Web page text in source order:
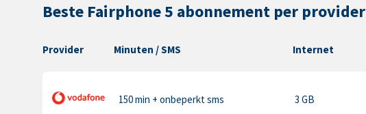
Beste Fairphone 5 abonnement per provider
Provider Minuten / SMS Internet
150 min + onbeperkt sms 3 GB